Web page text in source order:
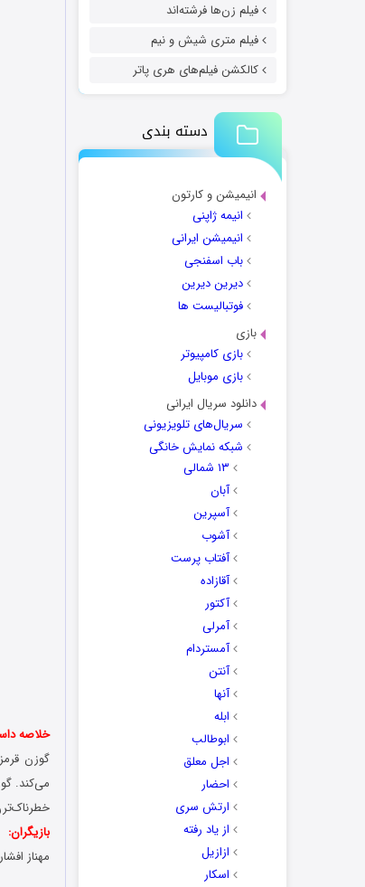
فیلم زن‌ها فرشته‌اند
فیلم متری شیش و نیم
کالکشن فیلم‌های هری پاتر
دسته بندی
انیمیشن و کارتون
انیمه ژاپنی
انیمیشن ایرانی
باب اسفنجی
دیرین دیرین
فوتبالیست ها
بازی
بازی کامپیوتر
بازی موبایل
دانلود سریال ایرانی
سریال‌های تلویزیونی
شبکه نمایش خانگی
۱۳ شمالی
آبان
آسپرین
آشوب
آفتاب پرست
آقازاده
آکتور
آمرلی
آمستردام
آنتن
آنها
ابله
ابوطالب
اجل معلق
احضار
ارتش سری
از یاد رفته
ازازیل
اسکار
خلاصه
گوزن
می‌کند.
بازیگران:
مهناز